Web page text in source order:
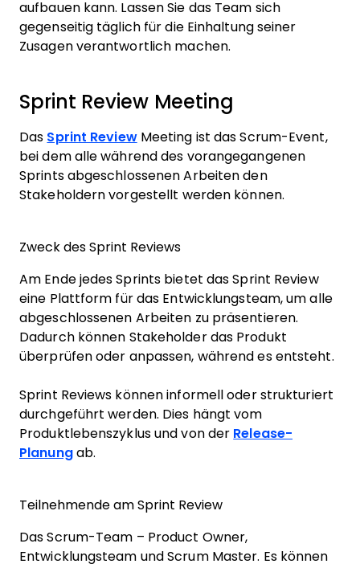
aufbauen kann. Lassen Sie das Team sich
gegenseitig täglich für die Einhaltung seiner
Zusagen verantwortlich machen.
Sprint Review Meeting
Das Sprint ReviewMeeting ist das Scrum-Event,
bei dem alle während des vorangegangenen
Sprints abgeschlossenen Arbeiten den
Stakeholdern vorgestellt werden können.
Zweck des Sprint Reviews
Am Ende jedes Sprints bietet das Sprint Review
eine Plattform für das Entwicklungsteam, um alle
abgeschlossenen Arbeiten zu präsentieren.
Dadurch können Stakeholder das Produkt
überprüfen oder anpassen, während es entsteht.
Sprint Reviews können informell oder strukturiert
durchgeführt werden. Dies hängt vom
Produktlebenszyklus und von der Release-
Planungab.
Teilnehmende am Sprint Review
Das Scrum-Team – Product Owner,
Entwicklungsteam und Scrum Master. Es können